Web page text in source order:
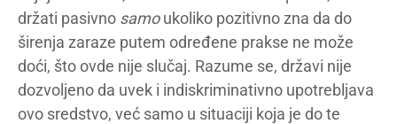
držati pasivno samoukoliko pozitivno zna da do
širenja zaraze putem određene prakse ne može
doći, što ovde nije slučaj. Razume se, državi nije
dozvoljeno da uvek i indiskriminativno upotrebljava
ovo sredstvo, već samo u situaciji koja je do te